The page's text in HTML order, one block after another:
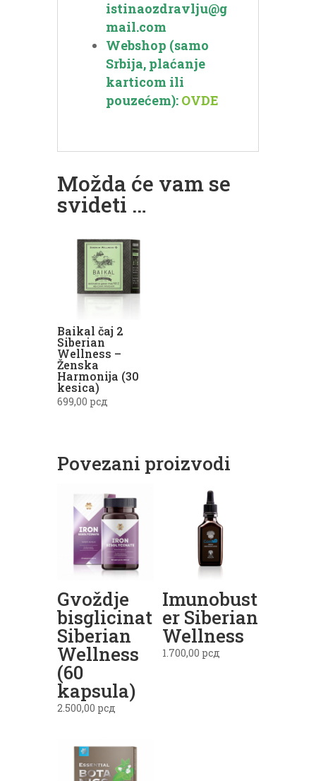
istinaozdravlju@g
mail.com
Webshop (samo
Srbija, plaćanje
karticom ili
pouzećem): OVDE
Možda će vam se
svideti …
Baikal čaj 2
Siberian
Wellness –
Ženska
Harmonija (30
kesica)
699,00 рсд
Povezani proizvodi
Gvoždje
bisglicinat
Siberian
Wellness
(60
kapsula)
2.500,00 рсд
Imunobust
er Siberian
Wellness
1.700,00 рсд